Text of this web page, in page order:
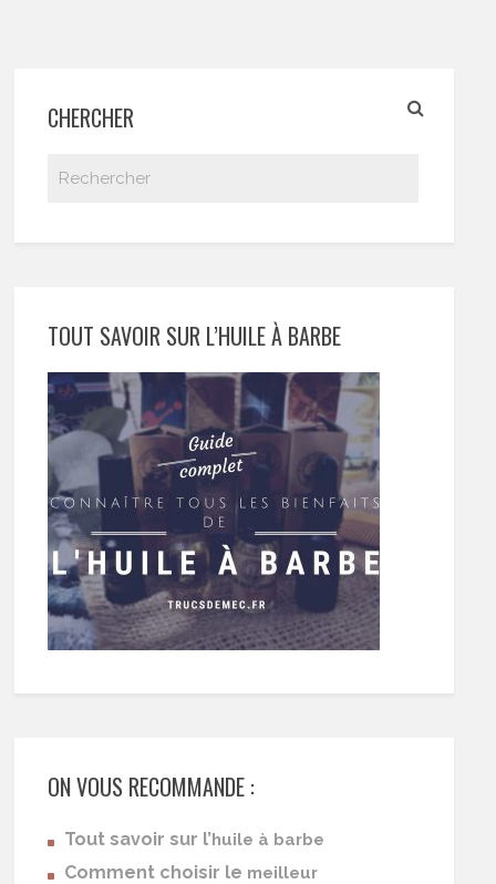
CHERCHER
TOUT SAVOIR SUR L’HUILE À BARBE
ON VOUS RECOMMANDE :
Tout savoir sur l’huile à barbe
Comment choisir le meilleur